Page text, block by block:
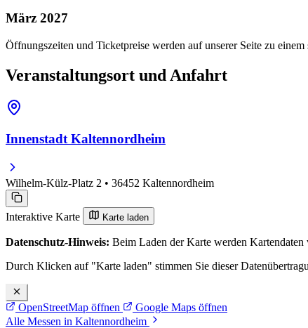
März 2027
Öffnungszeiten und Ticketpreise werden auf unserer Seite zu
Veranstaltungsort und Anfahrt
Innenstadt Kaltennordheim
Wilhelm-Külz-Platz 2 • 36452 Kaltennordheim
Interaktive Karte Karte laden
Datenschutz-Hinweis: Beim Laden der Karte werden
Durch Klicken auf "Karte laden" stimmen Sie dieser
OpenStreetMap öffnen
Google Maps öffnen
Alle Messen in Kaltennordheim